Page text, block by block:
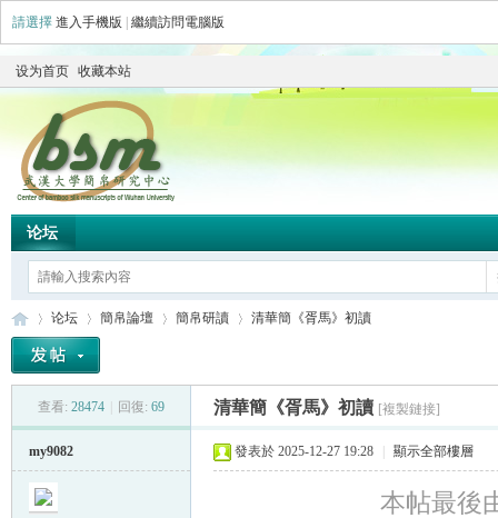
請選擇 進入手機版 繼續訪問電腦版
设为首页 收藏本站
论坛
论坛
›
簡帛論壇
›
簡帛研讀
›
清華簡《胥馬》初讀
查看: 28474 回復: 69 清華簡《胥馬》初讀 [複製鏈接]
my9082 發表於 2025-12-27 19:28 顯示全部樓層
本帖最後